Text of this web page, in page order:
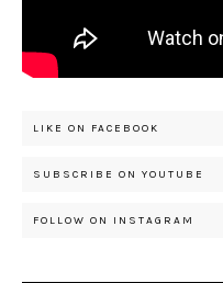
LIKE ON FACEBOOK
SUBSCRIBE ON YOUTUBE
FOLLOW ON INSTAGRAM